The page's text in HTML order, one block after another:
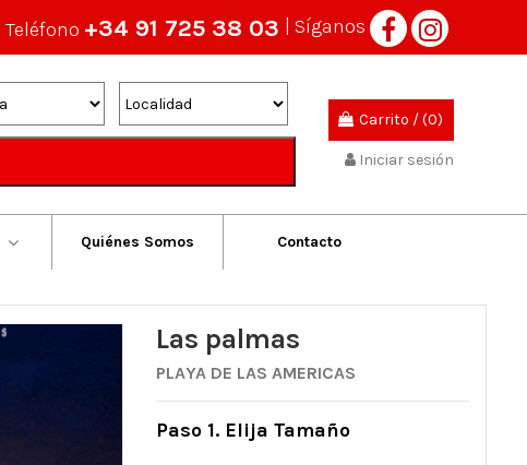
Teléfono +34 91 725 38 03 | Síganos
Carrito /(0)
Iniciar sesión
Quiénes Somos Contacto
Las palmas
PLAYA DE LAS AMERICAS
Paso 1. Elija Tamaño